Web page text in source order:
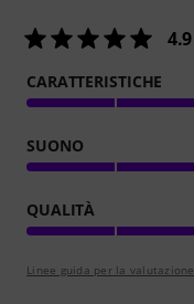
4.9
CARATTERISTICHE
SUONO
QUALITÀ
Linee guida per la valutazione